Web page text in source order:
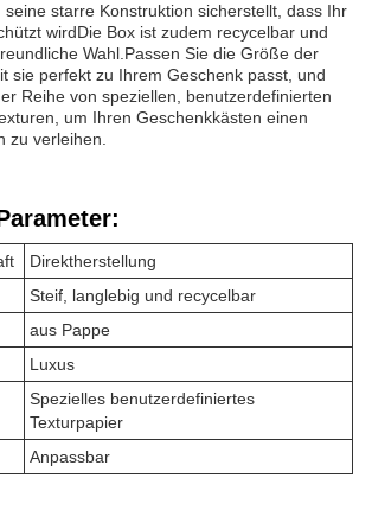
seine starre Konstruktion sicherstellt, dass Ihr
wirdDie Box ist zudem recycelbar und
Wahl.Passen Sie die Größe der
sie perfekt zu Ihrem Geschenk passt, und
Reihe von speziellen, benutzerdefinierten
um Ihren Geschenkkästen einen
zu verleihen.
Direktherstellung
Steif, langlebig und recycelbar
aus Pappe
Luxus
Spezielles benutzerdefiniertes
Texturpapier
Anpassbar